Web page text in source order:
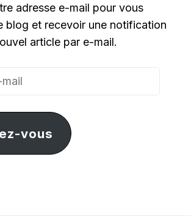
adresse e-mail pour vous
blog et recevoir une notification
article par e-mail.
vous